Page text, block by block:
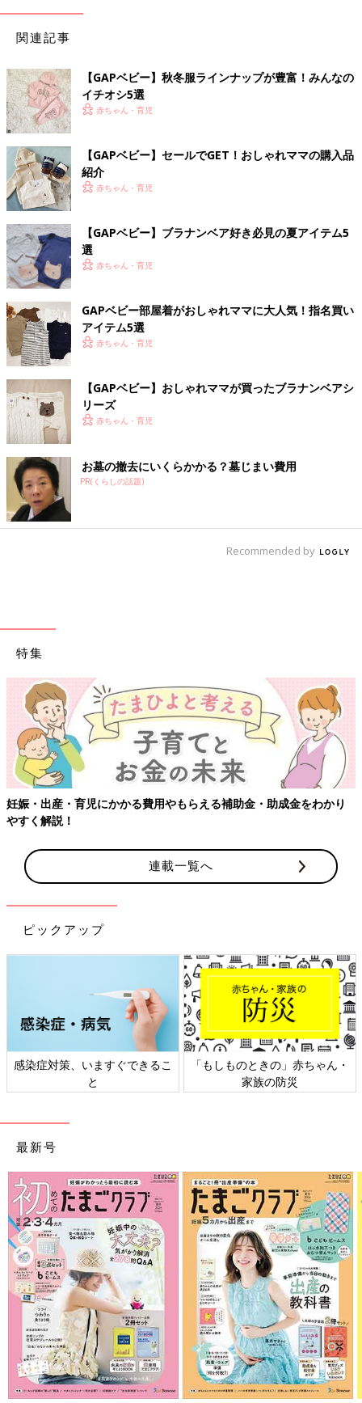
関連記事
【GAPベビー】秋冬服ラインナップが豊富！みんなの
イチオシ5選
赤ちゃん・育児
【GAPベビー】セールでGET！おしゃれママの購入品
紹介
赤ちゃん・育児
【GAPベビー】ブラナンベア好き必見の夏アイテム5
選
赤ちゃん・育児
GAPベビー部屋着がおしゃれママに大人気！指名買い
アイテム5選
赤ちゃん・育児
【GAPベビー】おしゃれママが買ったブラナンベアシ
リーズ
赤ちゃん・育児
お墓の撤去にいくらかかる？墓じまい費用
PR(くらしの話題)
Recommended by
特集
妊娠・出産・育児にかかる費用やもらえる補助金・助成金をわかり
やすく解説！
連載一覧へ
ピックアップ
感染症対策、いますぐできるこ
と
「もしものときの」赤ちゃん・
家族の防災
最新号